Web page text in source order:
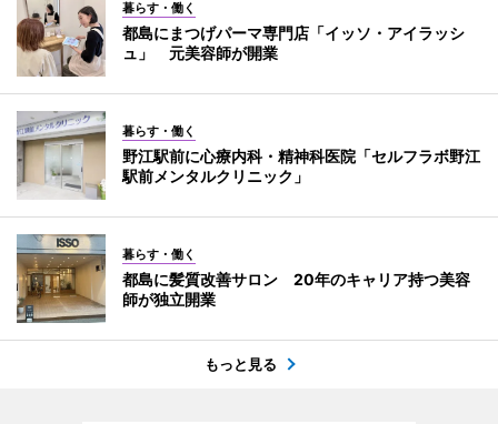
暮らす・働く
都島にまつげパーマ専門店「イッソ・アイラッシ
ュ」 元美容師が開業
暮らす・働く
野江駅前に心療内科・精神科医院「セルフラボ野江
駅前メンタルクリニック」
暮らす・働く
都島に髪質改善サロン 20年のキャリア持つ美容
師が独立開業
もっと見る